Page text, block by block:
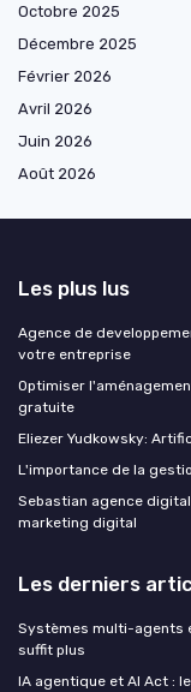
Octobre 2025
Décembre 2025
Février 2026
Avril 2026
Juin 2026
Août 2026
Les plus lus
Agence de
votre entreprise
Optimiser
gratuite
Eliezer Yudkowsky:
L'importance de la
Sebastian agence
marketing digital
Les derniers
Systèmes multi-agents
suffit plus
IA agentique et AI Act :